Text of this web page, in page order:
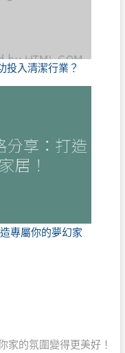
投入清潔行業？
專屬你的夢幻家
家的氛圍變得更美好！